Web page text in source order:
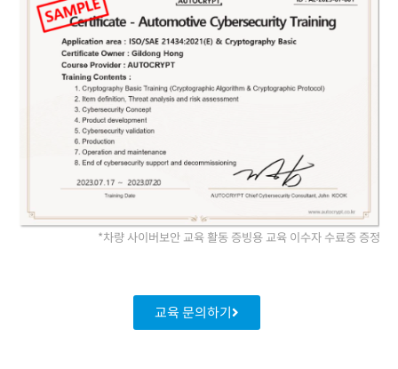
*차량 사이버보안 교육 활동 증빙용 교육 이수자 수료증 증정
교육 문의하기